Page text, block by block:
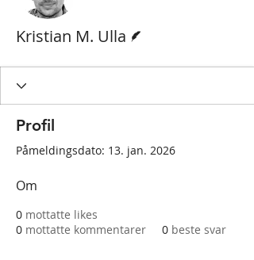
Kristian M. Ulla
Profil
Påmeldingsdato: 13. jan. 2026
Om
0 mottatte likes
0 mottatte kommentarer 0 beste svar